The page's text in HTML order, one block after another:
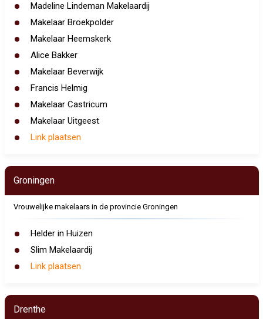
Madeline Lindeman Makelaardij
Makelaar Broekpolder
Makelaar Heemskerk
Alice Bakker
Makelaar Beverwijk
Francis Helmig
Makelaar Castricum
Makelaar Uitgeest
Link plaatsen
Groningen
Vrouwelijke makelaars in de provincie Groningen
Helder in Huizen
Slim Makelaardij
Link plaatsen
Drenthe